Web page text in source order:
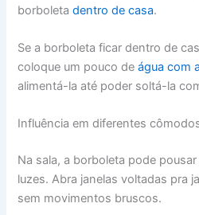
borboletadentro de casa.
Se a borboleta ficar dentro de
coloque um pouco deágua com
alimentá-la até poder soltá-la
Influência em diferentes
Na sala, a borboleta pode
luzes. Abra janelas voltadas pra
sem movimentos bruscos.